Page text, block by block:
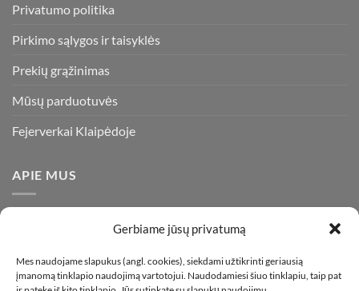
Gerbiame jūsų privatumą
Mes naudojame slapukus (angl. cookies), siekdami užtikrinti geriausią
įmanomą tinklapio naudojimą vartotojui. Naudodamiesi šiuo tinklapiu, taip pat
Privatumo politika
Pirkimo sąlygos ir taisyklės
Prekių grąžinimas
Mūsų parduotuvės
Fejerverkai Klaipėdoje
APIE MUS
visada stengiamės pasiūlyti tik kokybiškiausius ir geriausius
gaminius už bene mažiausią kainą rinkoje. Prekes pristatome
visoje Lietuvoje.